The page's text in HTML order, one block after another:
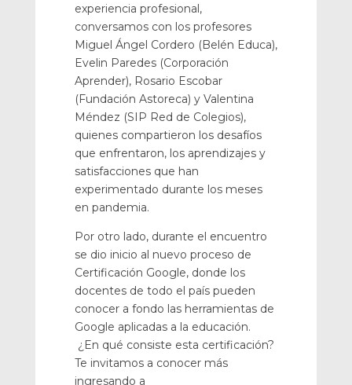
experiencia profesional,
conversamos con los profesores
Miguel Ángel Cordero (Belén Educa),
Evelin Paredes (Corporación
Aprender), Rosario Escobar
(Fundación Astoreca) y Valentina
Méndez (SIP Red de Colegios),
quienes compartieron los desafíos
que enfrentaron, los aprendizajes y
satisfacciones que han
experimentado durante los meses
en pandemia.
Por otro lado, durante el encuentro
se dio inicio al nuevo proceso de
Certificación Google, donde los
docentes de todo el país pueden
conocer a fondo las herramientas de
Google aplicadas a la educación.
¿En qué consiste esta certificación?
Te invitamos a conocer más
ingresando a